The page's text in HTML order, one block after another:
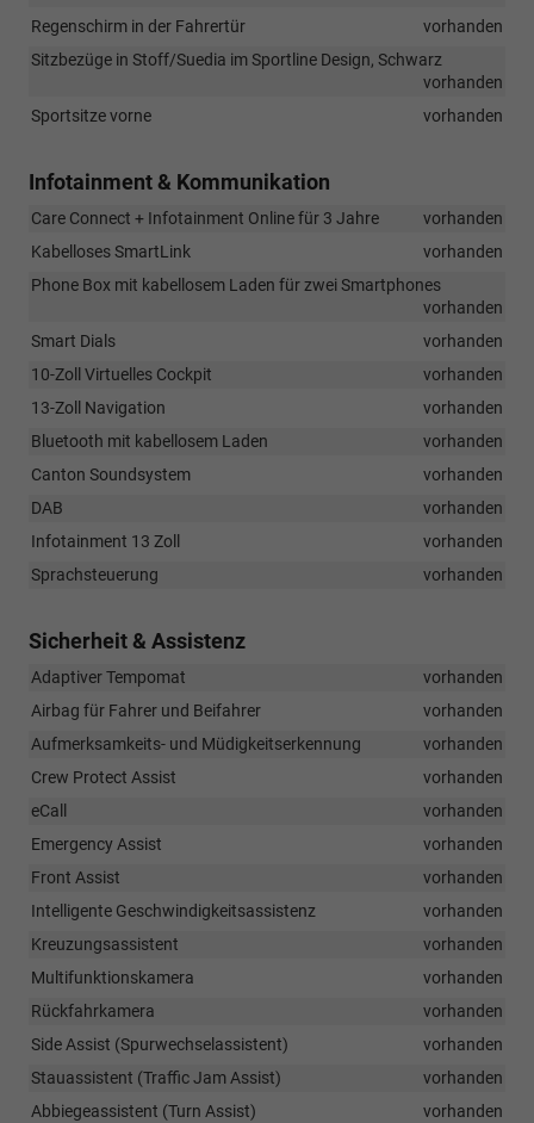
Regenschirm in der Fahrertür
vorhanden
Sitzbezüge in Stoff/Suedia im Sportline Design, Schwarz
vorhanden
Sportsitze vorne
vorhanden
Infotainment & Kommunikation
Care Connect + Infotainment Online für 3 Jahre
vorhanden
Kabelloses SmartLink
vorhanden
Phone Box mit kabellosem Laden für zwei Smartphones
vorhanden
Smart Dials
vorhanden
10-Zoll Virtuelles Cockpit
vorhanden
13-Zoll Navigation
vorhanden
Bluetooth mit kabellosem Laden
vorhanden
Canton Soundsystem
vorhanden
DAB
vorhanden
Infotainment 13 Zoll
vorhanden
Sprachsteuerung
vorhanden
Sicherheit & Assistenz
Adaptiver Tempomat
vorhanden
Airbag für Fahrer und Beifahrer
vorhanden
Aufmerksamkeits- und Müdigkeitserkennung
vorhanden
Crew Protect Assist
vorhanden
eCall
vorhanden
Emergency Assist
vorhanden
Front Assist
vorhanden
Intelligente Geschwindigkeitsassistenz
vorhanden
Kreuzungsassistent
vorhanden
Multifunktionskamera
vorhanden
Rückfahrkamera
vorhanden
Side Assist (Spurwechselassistent)
vorhanden
Stauassistent (Traffic Jam Assist)
vorhanden
Abbiegeassistent (Turn Assist)
vorhanden